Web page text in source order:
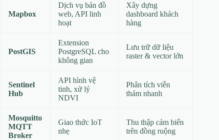
Mapbox
Dịch vụ bản đồ
web, API linh
hoạt
Xây dựng
dashboard khách
hàng
PostGIS
Extension
PostgreSQL cho
không gian
Lưu trữ dữ liệu
raster & vector lớn
Sentinel
Hub
API hình vệ
tinh, xử lý
NDVI
Phân tích viễn
thám nhanh
Mosquitto
MQTT
Broker
Giao thức IoT
nhẹ
Thu thập cảm biến
trên đồng ruộng